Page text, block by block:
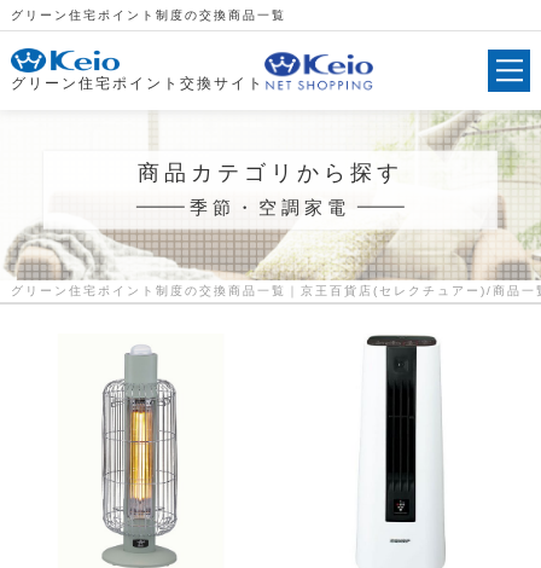
グリーン住宅ポイント制度の交換商品一覧
グリーン住宅ポイント交換サイト
商品カテゴリから探す
季節・空調家電
グリーン住宅ポイント制度の交換商品一覧｜京王百貨店(セレクチュアー) 商品一